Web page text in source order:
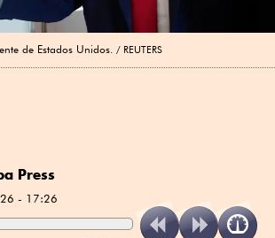
de Estados Unidos. REUTERS
Press
- 17:26